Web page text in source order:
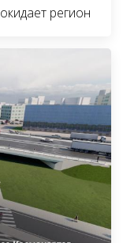
регион